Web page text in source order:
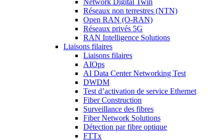
Network Digital Twin
Réseaux non terrestres (NTN)
Open RAN (O-RAN)
Réseaux privés 5G
RAN Intelligence Solutions
Liaisons filaires
Liaisons filaires
AIOps
AI Data Center Networking Test
DWDM
Test d’activation de service Ethernet
Fiber Construction
Surveillance des fibres
Fiber Network Solutions
Détection par fibre optique
FTTx